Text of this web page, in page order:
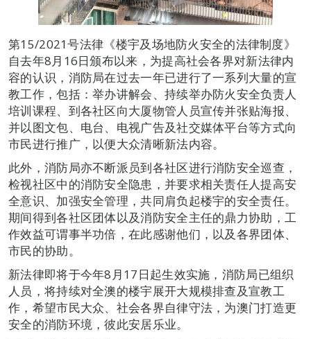
第15/2021号法律《楼宇及场地防火安全的法律制度》
自去年8月16日颁布以来，为提高社会各界对新法律内
容的认识，消防局在过去一年已进行了一系列大量的宣
教工作，包括：举办讲解会、持续举办防火安全负责人
培训课程、到各社区向大厦物管人员宣传并张贴海报、
并以图文包、电台、电视广告及社交媒体平台等方式向
市民进行推广，以便大众清晰新法内容。
此外，消防局亦不断派员到各社区进行消防安全巡查，
检视社区中的消防安全隐患，并要求相关责任人提高安
全意识、加强安全管理，共同肩负起楼宇的安全责任。
期间得到各社区团体以及消防安全主任的鼎力协助，工
作效益可谓事半功倍，在此感谢他们，以及各界团体、
市民的协助。
新法律即将于今年8月17日起生效实施，消防局已组织
人员，将持续对全澳的楼宇展开大规模排查及宣教工
作，希望市民大众、社会各界自律守法，为澳门打造更
安全的消防环境，彼此安居乐业。